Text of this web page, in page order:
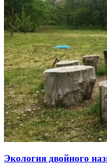
Экология двойного